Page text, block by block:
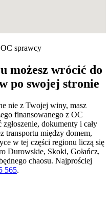
sprawcy
możesz wrócić do
po swojej stronie
nie z Twojej winy, masz
finansowanego z OC
dokumenty i cały
transportu między domem,
w tej części regionu liczą się
Durowskie, Skoki, Gołańcz,
chaosu. Najprościej
565.